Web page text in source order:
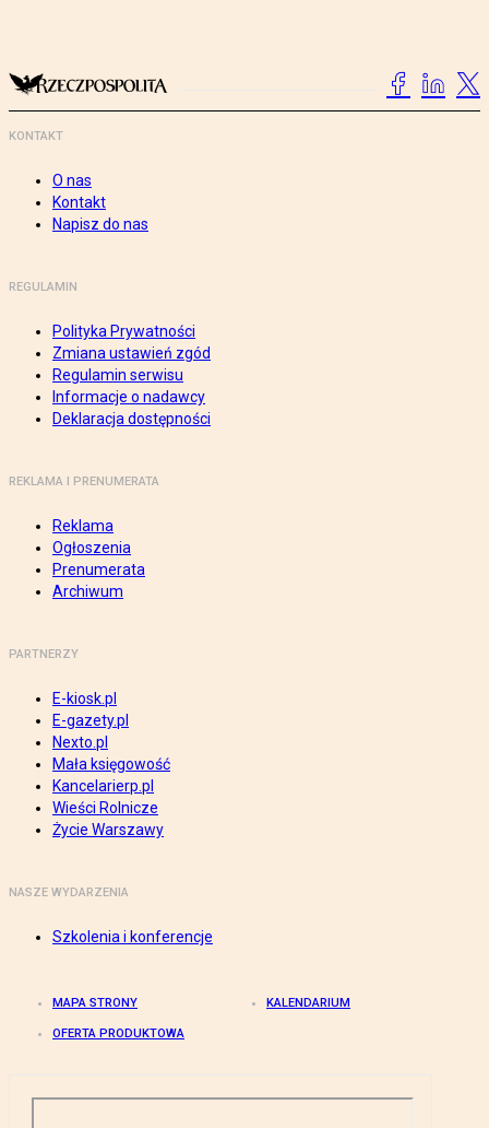
KONTAKT
O nas
Kontakt
Napisz do nas
REGULAMIN
Polityka Prywatności
Zmiana ustawień zgód
Regulamin serwisu
Informacje o nadawcy
Deklaracja dostępności
REKLAMA I PRENUMERATA
Reklama
Ogłoszenia
Prenumerata
Archiwum
PARTNERZY
E-kiosk.pl
E-gazety.pl
Nexto.pl
Mała księgowość
Kancelarierp.pl
Wieści Rolnicze
Życie Warszawy
NASZE WYDARZENIA
Szkolenia i konferencje
MAPA STRONY KALENDARIUM
OFERTA PRODUKTOWA